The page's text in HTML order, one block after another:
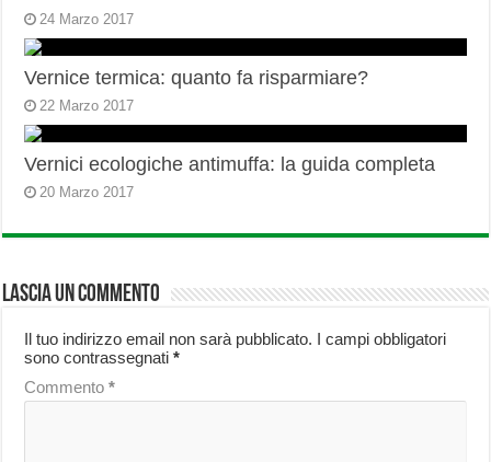
24 Marzo 2017
Vernice termica: quanto fa risparmiare?
22 Marzo 2017
Vernici ecologiche antimuffa: la guida completa
20 Marzo 2017
Lascia un commento
Il tuo indirizzo email non sarà pubblicato. I campi obbligatori
sono contrassegnati*
Commento*